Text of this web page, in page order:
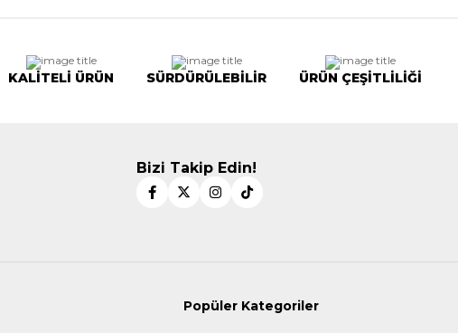
KALİTELİ ÜRÜN SÜRDÜRÜLEBİLİR ÜRÜN ÇEŞİTLİLİĞİ
Bizi Takip Edin!
Popüler Kategoriler